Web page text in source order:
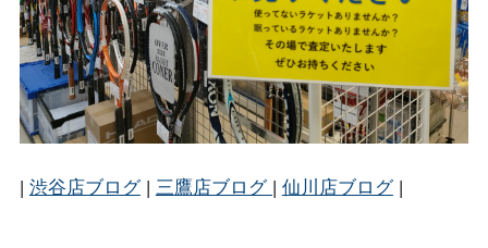
| 渋谷店ブログ| 三鷹店ブログ | 仙川店ブログ|